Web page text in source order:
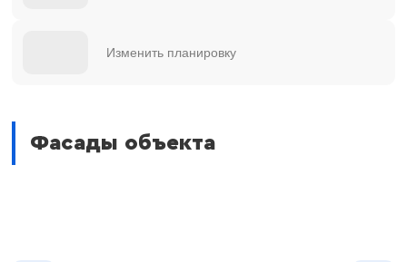
Изменить планировку
Фасады объекта